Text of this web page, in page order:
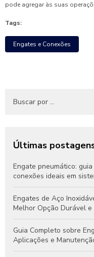
pode agregar às suas
Tags:
Engates e Conexões
Últimas
Engate pneumático:
conexões ideais em
Engates de Aço
Melhor Opção Durável e
Guia Completo sobre
Aplicações e